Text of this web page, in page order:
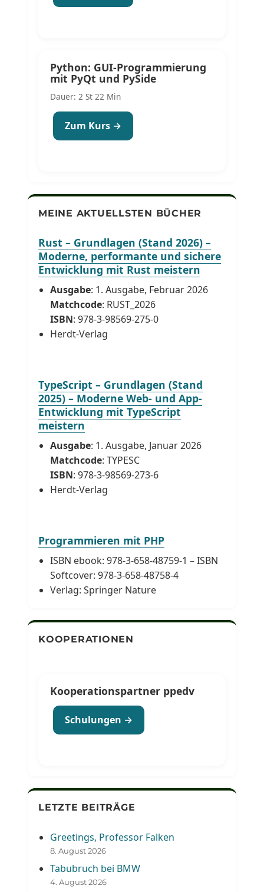
Python: GUI-Programmierung
mit PyQt und PySide
Dauer: 2 St 22 Min
Zum Kurs →
MEINE AKTUELLSTEN BÜCHER
Rust – Grundlagen (Stand 2026) –
Moderne, performante und sichere
Entwicklung mit Rust meistern
Ausgabe: 1. Ausgabe, Februar 2026
Matchcode: RUST_2026
ISBN: 978-3-98569-275-0
Herdt-Verlag
TypeScript – Grundlagen (Stand
2025) – Moderne Web- und App-
Entwicklung mit TypeScript
meistern
Ausgabe: 1. Ausgabe, Januar 2026
Matchcode: TYPESC
ISBN: 978-3-98569-273-6
Herdt-Verlag
Programmieren mit PHP
ISBN ebook: 978-3-658-48759-1 – ISBN
Softcover: 978-3-658-48758-4
Verlag: Springer Nature
KOOPERATIONEN
Kooperationspartner ppedv
Schulungen →
LETZTE BEITRÄGE
Greetings, Professor Falken
8. August 2026
Tabubruch bei BMW
4. August 2026